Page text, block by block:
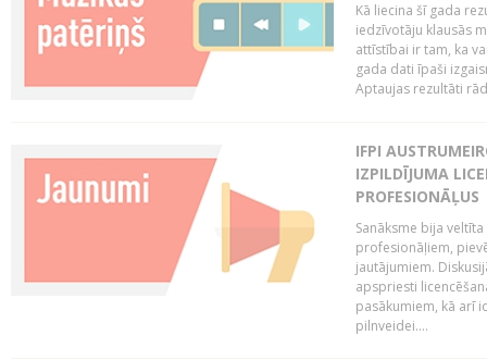
Kā liecina šī gada
iedzīvotāju klausās
attīstībai ir tam, ka
gada dati īpaši
Aptaujas rezultāti
IFPI
IZPILDĪJUMA
PROFESIONĀĻUS
Sanāksme bija
profesionāļiem,
jautājumiem.
apspriesti
pasākumiem, kā arī
pilnveidei....